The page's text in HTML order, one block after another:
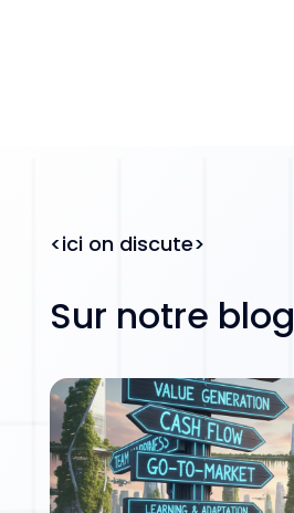
<ici on discute>
Sur notre blog